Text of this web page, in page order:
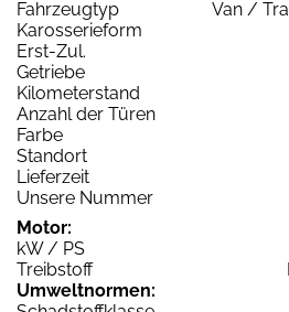
Fahrzeugtyp
Van /
Karosserieform
Erst-Zul.
Getriebe
Kilometerstand
Anzahl der Türen
Farbe
Standort
Lieferzeit
Unsere Nummer
Motor:
kW / PS
Treibstoff
Umweltnormen: